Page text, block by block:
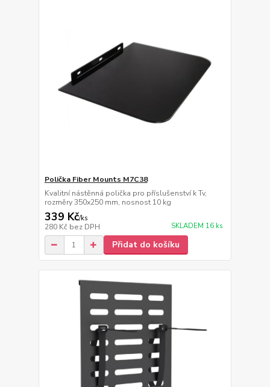
Polička Fiber Mounts M7C38
Kvalitní nástěnná polička pro příslušenství k Tv,
rozměry 350x250 mm, nosnost 10 kg
339 Kč/ks
280 Kč bez DPH SKLADEM 16 ks
Přidat do košíku